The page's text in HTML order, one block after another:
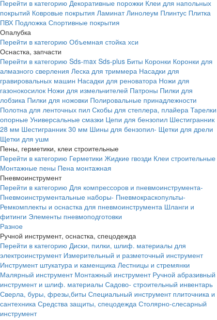
Перейти в категорию Декоративные порожки Клеи для напольных
покрытий Ковровые покрытия Ламинат Линолеум Плинтус Плитка
ПВХ Подложка Спортивные покрытия
Опалубка
Перейти в категорию Объемная стойка хси
Оснастка, запчасти
Перейти в категорию Sds-max Sds-plus Биты Коронки Коронки для
алмазного сверления Леска для триммера Насадки для
гравировальных машин Насадки для реноватора Ножи для
газонокосилок Ножи для измельчителей Патроны Пилки для
лобзика Пилки для ножовки Полировальные принадлежности
Полотна для ленточных пил Скобы для степлера, плайера Тарелки
опорные Универсальные смазки Цепи для бензопил Шестигранник
28 мм Шестигранник 30 мм Шины для бензопил- Щетки для дрели
Щетки для ушм
Пены, герметики, клеи строительные
Перейти в категорию Герметики Жидкие гвозди Клеи строительные
Монтажные пены Пена монтажная
Пневмоинструмент
Перейти в категорию Для компрессоров и пневмоинструмента-
Пневмоинструментальные наборы- Пневмокраскопульты-
Ремкомплекты и оснастка для пневмоинструмента Шланги и
фитинги Элементы пневмоподготовки
Разное
Ручной инструмент, оснастка, спецодежда
Перейти в категорию Диски, пилки, шлиф. материалы для
электроинструмент Измерительный и разметочный инструмент
Инструмент штукатура и каменщика Лестницы и стремянки
Малярный инструмент Монтажный инструмент Ручной абразивный
инструмент и шлиф. материалы Садово- строительный инвентарь
Сверла, буры, фрезы,биты Специальный инструмент плиточника и
сантехника Средства защиты, спецодежда Столярно-слесарный
инструмент